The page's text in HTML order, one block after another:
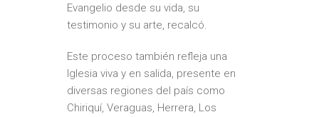
Evangelio desde su vida, su
testimonio y su arte, recalcó.
Este proceso también refleja una
Iglesia viva y en salida, presente en
diversas regiones del país como
Chiriquí, Veraguas, Herrera, Los